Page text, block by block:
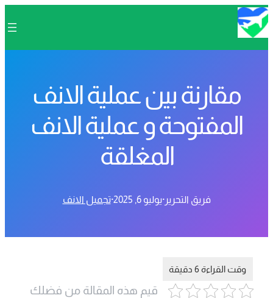
مقارنة بين عملية الانف
المفتوحة و عملية الانف
المغلقة
فريق التحرير·يوليو 6, 2025 ·تجميل الانف
قيم هذه المقالة من فضلك